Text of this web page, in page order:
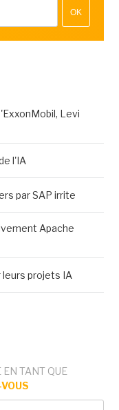
OK
Levi
l'IA
par SAP irrite
Apache
leurs projets IA
TANT QUE